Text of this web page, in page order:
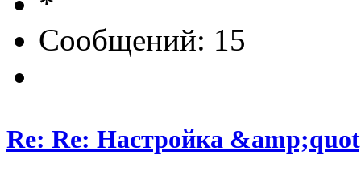
Сообщений: 15
Re: Re: Настройка